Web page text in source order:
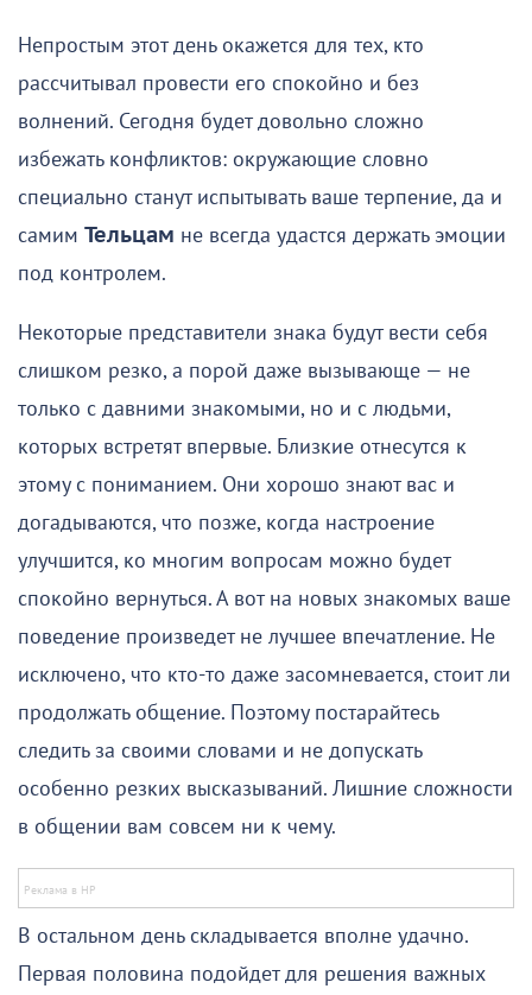
Непростым этот день окажется для тех, кто
рассчитывал провести его спокойно и без
волнений. Сегодня будет довольно сложно
избежать конфликтов: окружающие словно
специально станут испытывать ваше терпение, да и
самим Тельцам не всегда удастся держать эмоции
под контролем.
Некоторые представители знака будут вести себя
слишком резко, а порой даже вызывающе — не
только с давними знакомыми, но и с людьми,
которых встретят впервые. Близкие отнесутся к
этому с пониманием. Они хорошо знают вас и
догадываются, что позже, когда настроение
улучшится, ко многим вопросам можно будет
спокойно вернуться. А вот на новых знакомых ваше
поведение произведет не лучшее впечатление. Не
исключено, что кто-то даже засомневается, стоит ли
продолжать общение. Поэтому постарайтесь
следить за своими словами и не допускать
особенно резких высказываний. Лишние сложности
в общении вам совсем ни к чему.
В остальном день складывается вполне удачно.
Первая половина подойдет для решения важных